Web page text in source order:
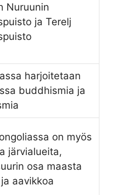
Nuruunin
ja Terelj
harjoitetaan
buddhismia ja
on myös
järvialueita,
osa maasta
aavikkoa